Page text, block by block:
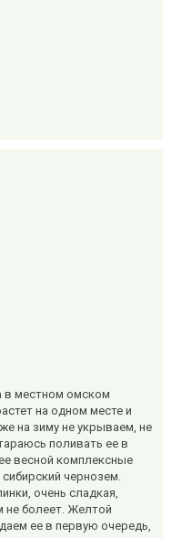
в местном омском
на одном месте и
на зиму не укрываем, не
поливать ее в
весной комплексные
чернозем.
очень сладкая,
не болеет. Желтой
ее в первую очередь,